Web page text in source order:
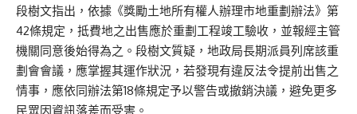
段樹文指出，依據《獎勵土地所有權人辦理市地重劃辦法》第
42條規定，抵費地之出售應於重劃工程竣工驗收，並報經主管
機關同意後始得為之。段樹文質疑，地政局長期派員列席該重
劃會會議，應掌握其運作狀況，若發現有違反法令提前出售之
情事，應依同辦法第18條規定予以警告或撤銷決議，避免更多
民眾因資訊落差而受害。